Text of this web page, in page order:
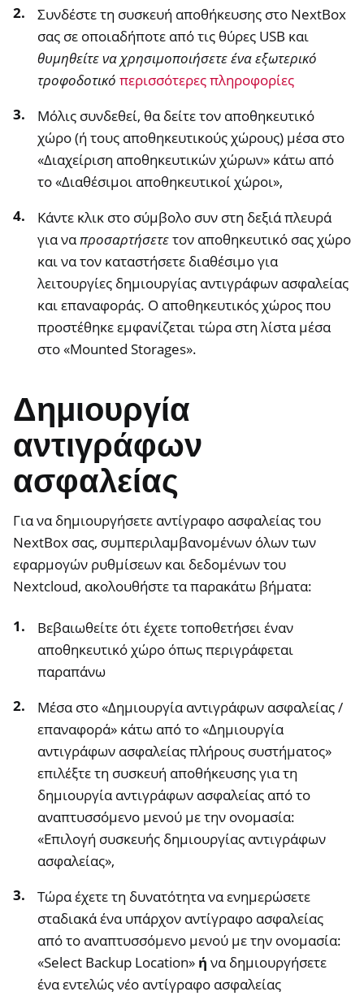
navigation of NitroWall NW750
navigation of Λογισμικό
Συνδέστε τη συσκευή αποθήκευσης στο NextBox
σας σε οποιαδήποτε από τις θύρες USB και
θυμηθείτε να χρησιμοποιήσετε ένα εξωτερικό
τροφοδοτικό περισσότερες πληροφορίες
Μόλις συνδεθεί, θα δείτε τον αποθηκευτικό
χώρο (ή τους αποθηκευτικούς χώρους) μέσα στο
«Διαχείριση αποθηκευτικών χώρων» κάτω από
το «Διαθέσιμοι αποθηκευτικοί χώροι»,
Κάντε κλικ στο σύμβολο συν στη δεξιά πλευρά
για ναπροσαρτήσετετον αποθηκευτικό σας χώρο
και να τον καταστήσετε διαθέσιμο για
λειτουργίες δημιουργίας αντιγράφων ασφαλείας
και επαναφοράς. Ο αποθηκευτικός χώρος που
προστέθηκε εμφανίζεται τώρα στη λίστα μέσα
στο «Mounted Storages».
Δημιουργία
αντιγράφων
ασφαλείας
Για να δημιουργήσετε αντίγραφο ασφαλείας του
NextBox σας, συμπεριλαμβανομένων όλων των
εφαρμογών ρυθμίσεων και δεδομένων του
Nextcloud, ακολουθήστε τα παρακάτω βήματα:
Βεβαιωθείτε ότι έχετε τοποθετήσει έναν
αποθηκευτικό χώρο όπως περιγράφεται
παραπάνω
Μέσα στο «Δημιουργία αντιγράφων ασφαλείας /
επαναφορά» κάτω από το «Δημιουργία
αντιγράφων ασφαλείας πλήρους συστήματος»
επιλέξτε τη συσκευή αποθήκευσης για τη
δημιουργία αντιγράφων ασφαλείας από το
αναπτυσσόμενο μενού με την ονομασία:
«Επιλογή συσκευής δημιουργίας αντιγράφων
ασφαλείας»,
Τώρα έχετε τη δυνατότητα να ενημερώσετε
σταδιακά ένα υπάρχον αντίγραφο ασφαλείας
από το αναπτυσσόμενο μενού με την ονομασία:
«Select Backup Location» ή να δημιουργήσετε
ένα εντελώς νέο αντίγραφο ασφαλείας